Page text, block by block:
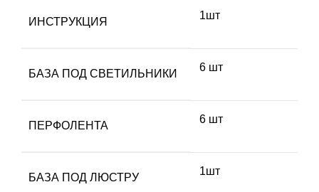
ИНСТРУКЦИЯ
1шт
БАЗА ПОД СВЕТИЛЬНИКИ
6 шт
ПЕРФОЛЕНТА
6 шт
БАЗА ПОД ЛЮСТРУ
1шт